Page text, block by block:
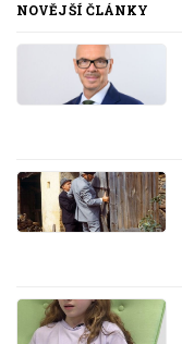
NOVĚJŠÍ ČLÁNKY